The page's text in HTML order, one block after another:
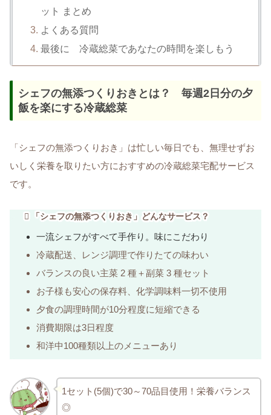
ット まとめ
よくある質問
最後に 冷蔵総菜であなたの時間を楽しもう
シェフの無添つくりおきとは？ 毎週2日分の夕
飯を楽にする冷蔵総菜
「シェフの無添つくりおき」は忙しい毎日でも、無理せずお
いしく栄養を取りたい方におすすめの冷蔵総菜宅配サービス
です。
「シェフの無添つくりおき」どんなサービス？
一流シェフがすべて手作り。味にこだわり
冷蔵配送、レンジ調理で作りたての味わい
バランスの良い主菜 2 種＋副菜 3 種セット
お子様も安心の保存料、化学調味料一切不使用
夕食の調理時間が10分程度に短縮できる
消費期限は3日程度
和洋中100種類以上のメニューあり
1セット(5個)で30～70品目使用！栄養バランス
◎